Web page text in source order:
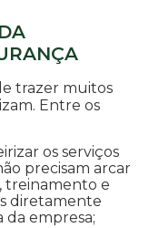
trazer muitos
Entre os
precisam arcar
treinamento e
diretamente
da empresa;